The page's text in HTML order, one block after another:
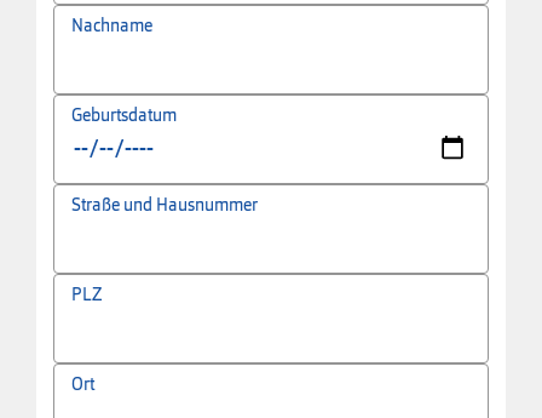
Nachname
Geburtsdatum
Straße und Hausnummer
PLZ
Ort